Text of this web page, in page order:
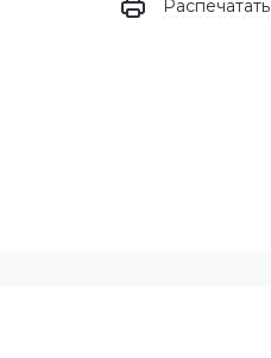
Распечатать